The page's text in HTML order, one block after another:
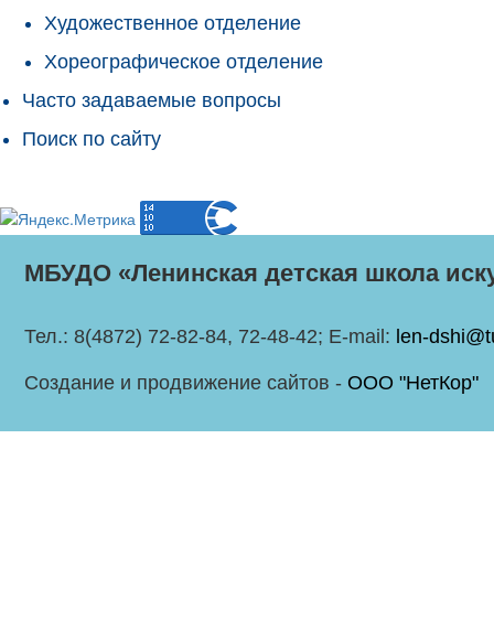
Художественное отделение
Хореографическое отделение
Часто задаваемые вопросы
Поиск по сайту
МБУДО «Ленинская детская школа
Тел.: 8(4872) 72-82-84, 72-48-42; E-mail: len-
Создание и продвижение сайтов - ООО "НетКор"